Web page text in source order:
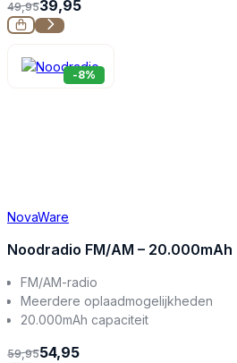
49,9539,95
-8%
NovaWare
Noodradio FM/AM – 20.000mAh
FM/AM-radio
Meerdere oplaadmogelijkheden
20.000mAh capaciteit
59,9554,95